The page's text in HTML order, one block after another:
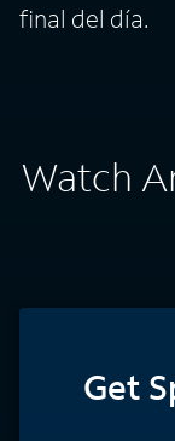
final del día.
Watch
Get